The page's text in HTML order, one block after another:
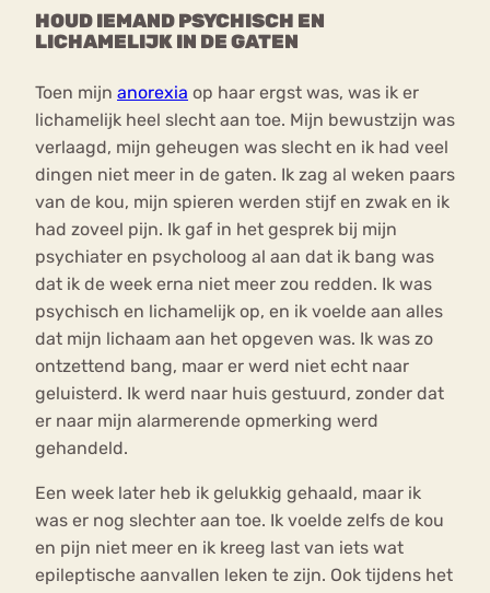
HOUD IEMAND PSYCHISCH EN
LICHAMELIJK IN DE GATEN
Toen mijn anorexia op haar ergst was, was ik er
lichamelijk heel slecht aan toe. Mijn bewustzijn was
verlaagd, mijn geheugen was slecht en ik had veel
dingen niet meer in de gaten. Ik zag al weken paars
van de kou, mijn spieren werden stijf en zwak en ik
had zoveel pijn. Ik gaf in het gesprek bij mijn
psychiater en psycholoog al aan dat ik bang was
dat ik de week erna niet meer zou redden. Ik was
psychisch en lichamelijk op, en ik voelde aan alles
dat mijn lichaam aan het opgeven was. Ik was zo
ontzettend bang, maar er werd niet echt naar
geluisterd. Ik werd naar huis gestuurd, zonder dat
er naar mijn alarmerende opmerking werd
gehandeld.
Een week later heb ik gelukkig gehaald, maar ik
was er nog slechter aan toe. Ik voelde zelfs de kou
en pijn niet meer en ik kreeg last van iets wat
epileptische aanvallen leken te zijn. Ook tijdens het